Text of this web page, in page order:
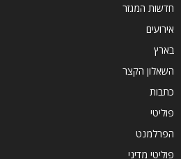
חדשות המגזר
אירועים
בארץ
השאלון הקצר
כתבות
פוליטי
הפרלמנט
פוליטי מדיני